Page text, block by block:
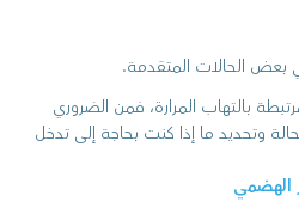
بعض الحالات المتقدمة.
بالتهاب المرارة، فمن الضروري
وتحديد ما إذا كنت بحاجة إلى تدخل
الهضمي